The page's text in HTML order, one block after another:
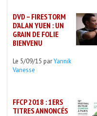
DVD – FIRESTORM
D’ALAN YUEN : UN
GRAIN DE FOLIE
BIENVENU
Le 5/09/15 parYannik
Vanesse
FFCP 2018 : 1ERS
TITRES ANNONCÉS